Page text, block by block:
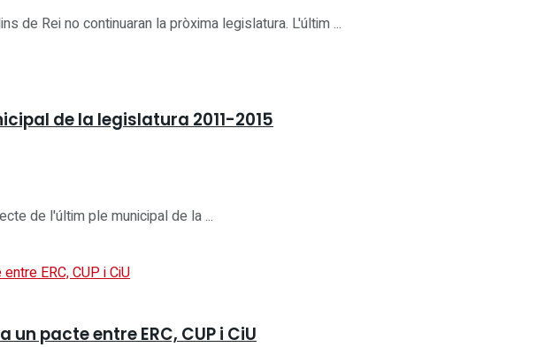
de Rei no continuaran la pròxima legislatura. L'últim ...
de la legislatura 2011-2015
de l'últim ple municipal de la ...
pacte entre ERC, CUP i CiU